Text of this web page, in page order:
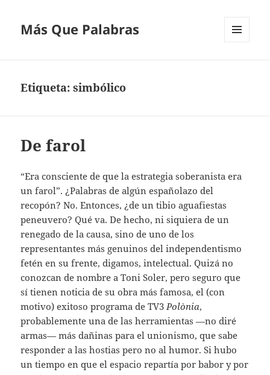
Más Que Palabras
Etiqueta:simbólico
De farol
“Era consciente de que la estrategia soberanista era
un farol”. ¿Palabras de algún españolazo del
recopón? No. Entonces, ¿de un tibio aguafiestas
peneuvero? Qué va. De hecho, ni siquiera de un
renegado de la causa, sino de uno de los
representantes más genuinos del independentismo
fetén en su frente, digamos, intelectual. Quizá no
conozcan de nombre a Toni Soler, pero seguro que
sí tienen noticia de su obra más famosa, el (con
motivo) exitoso programa de TV3Polònia,
probablemente una de las herramientas —no diré
armas— más dañinas para el unionismo, que sabe
responder a las hostias pero no al humor. Si hubo
un tiempo en que el espacio repartía por babor y por